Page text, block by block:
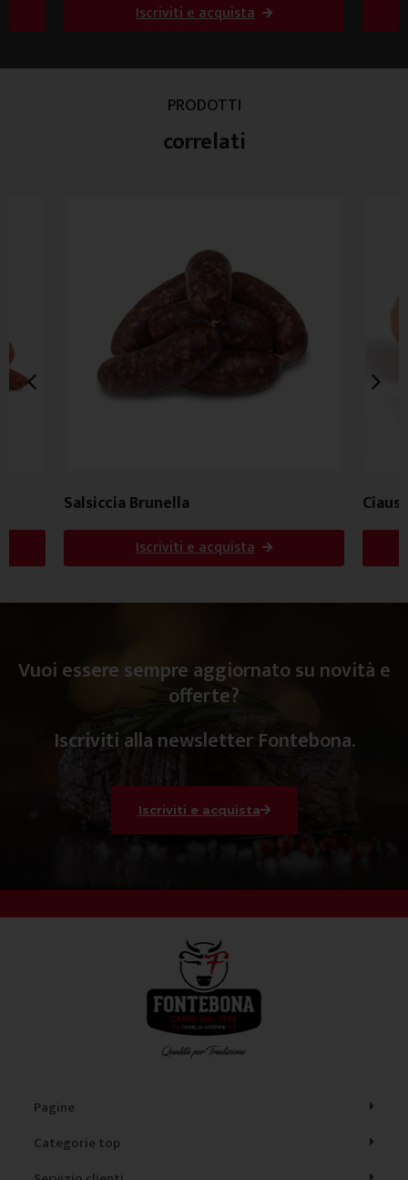
Iscriviti e acquista
PRODOTTI
correlati
Salsiccia Brunella
Iscriviti e acquista
Vuoi essere sempre aggiornato su novità e
offerte?
Iscriviti alla newsletter Fontebona.
Iscriviti e acquista
Pagine
Categorie top